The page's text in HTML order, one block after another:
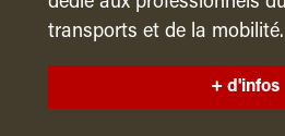
transports et de la mobilité.
+ d'infos